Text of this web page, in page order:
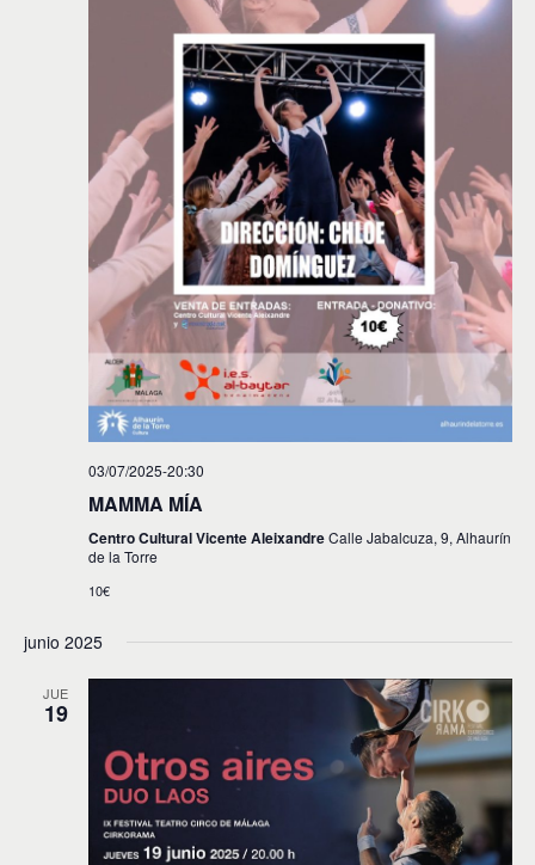
03/07/2025-20:30
MAMMA MÍA
Centro Cultural Vicente AleixandreCalle Jabalcuza, 9, Alhaurín
de la Torre
10€
junio 2025
JUE
19